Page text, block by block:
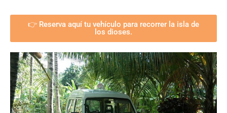
👉 Reserva aquí tu vehículo para recorrer la isla de
los dioses.